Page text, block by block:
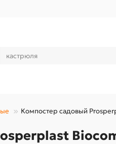
Компостер садовый